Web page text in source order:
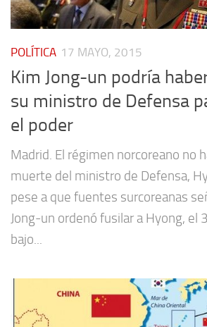
POLÍTICA 17 MAYO, 2015
Kim Jong-un podría
su ministro de Defensa
el poder
Madrid. El régimen norcoreano no
muerte del ministro de Defensa,
pese a que fuentes surcoreanas
Jong-un ordenó fusilar a Hyong, el
bajo...